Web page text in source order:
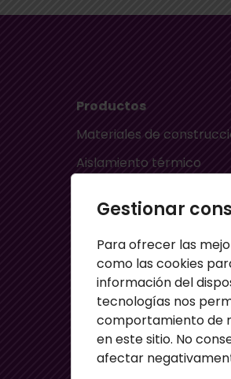
Gestionar
Para ofrecer las
como las cookies
información del
tecnologías nos
comportamiento de
en este sitio. No
afectar
Productos
Materiales de
Aislamiento térmico
Material ignífugo aislante
Paneles aislantes
Masillas para pared
Paneles sandwich
Perfiles